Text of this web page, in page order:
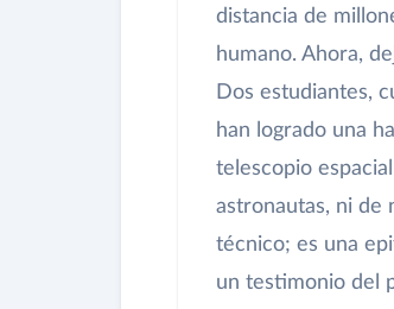
distancia de
humano. Ahora,
Dos estudiantes,
han logrado una
telescopio
astronautas, ni de
técnico; es una
un testimonio del